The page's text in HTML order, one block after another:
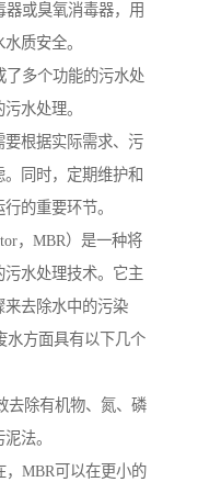
或臭氧消毒器，用
质安全。
多个功能的污水处
水处理。
根据实际需求、污
同时，定期维护和
的重要环节。
，MBR）是一种将
水处理技术。它主
来去除水中的污染
水方面具有以下几个
去除有机物、氮、磷
法。
MBR可以在更小的